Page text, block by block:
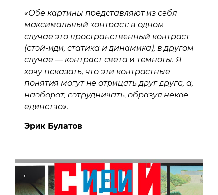
«Обе картины представляют из себя
максимальный контраст: в одном
случае это пространственный контраст
(стой-иди, статика и динамика), в другом
случае — контраст света и темноты. Я
хочу показать, что эти контрастные
понятия могут не отрицать друг друга, а,
наоборот, сотрудничать, образуя некое
единство».
Эрик Булатов